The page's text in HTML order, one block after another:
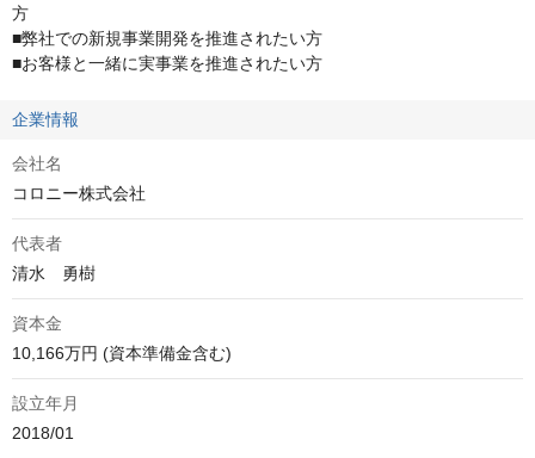
方
■弊社での新規事業開発を推進されたい方
■お客様と一緒に実事業を推進されたい方
企業情報
会社名
コロニー株式会社
代表者
清水　勇樹
資本金
10,166万円 (資本準備金含む)
設立年月
2018/01